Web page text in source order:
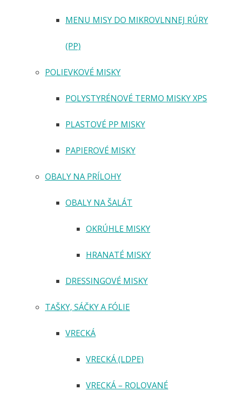
MENU MISY DO MIKROVLNNEJ RÚRY
(PP)
POLIEVKOVÉ MISKY
POLYSTYRÉNOVÉ TERMO MISKY XPS
PLASTOVÉ PP MISKY
PAPIEROVÉ MISKY
OBALY NA PRÍLOHY
OBALY NA ŠALÁT
OKRÚHLE MISKY
HRANATÉ MISKY
DRESSINGOVÉ MISKY
TAŠKY, SÁČKY A FÓLIE
VRECKÁ
VRECKÁ (LDPE)
VRECKÁ – ROLOVANÉ